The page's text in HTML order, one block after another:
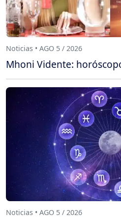
Noticias • AGO 5 / 2026
Mhoni Vidente:
Noticias • AGO 5 / 2026